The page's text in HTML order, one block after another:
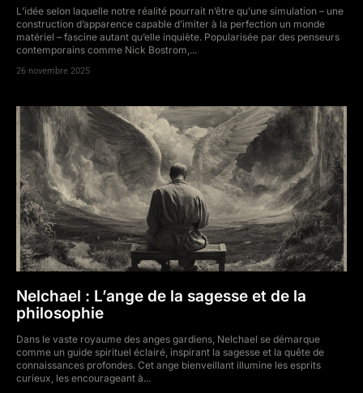
L’idée selon laquelle notre réalité pourrait n’être qu’une simulation – une
construction d’apparence capable d’imiter à la perfection un monde
matériel – fascine autant qu’elle inquiète. Popularisée par des penseurs
contemporains comme Nick Bostrom,...
26 novembre 2025
Nelchael : L’ange de la sagesse et de la
philosophie
Dans le vaste royaume des anges gardiens, Nelchael se démarque
comme un guide spirituel éclairé, inspirant la sagesse et la quête de
connaissances profondes. Cet ange bienveillant illumine les esprits
curieux, les encourageant à...